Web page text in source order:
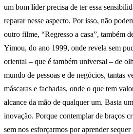
um bom líder precisa de ter essa
reparar nesse aspecto. Por isso, não
outro filme, “Regresso a casa”, também
Yimou, do ano 1999, onde revela sem
oriental – que é também universal – de
mundo de pessoas e de negócios, tantas
máscaras e fachadas, onde o que tem
alcance da mão de qualquer um. Basta
inovação. Porque contemplar de braços
sem nos esforçarmos por aprender sequer